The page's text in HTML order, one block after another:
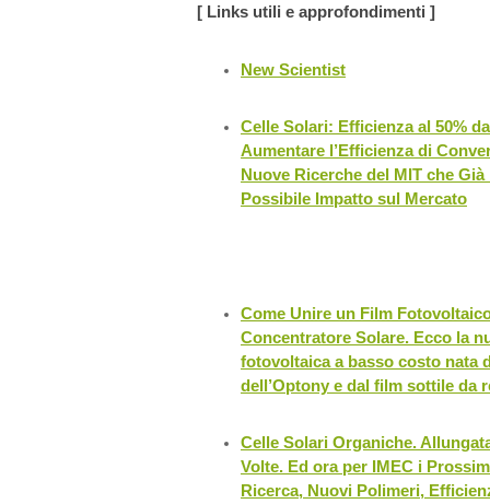
[ Links utili e approfondimenti ]
New Scientist
Celle Solari: Efficienza al 50%
Aumentare l’Efficienza di
Nuove Ricerche del MIT che
Possibile Impatto sul Mercato
Come Unire un Film
Concentratore Solare. Ecco la
fotovoltaica a basso costo nata
dell’Optony e dal film sottile da
Celle Solari Organiche.
Volte. Ed ora per IMEC i
Ricerca, Nuovi Polimeri,